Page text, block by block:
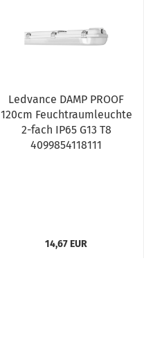
Ledvance DAMP PROOF
120cm Feuchtraumleuchte
2-fach IP65 G13 T8
4099854118111
14,67 EUR